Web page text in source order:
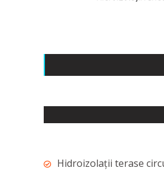
Hidroizolații terase